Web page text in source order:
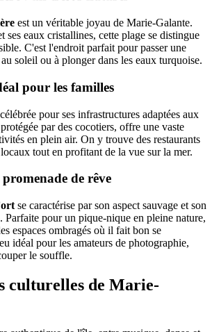
est un véritable joyau de Marie-Galante.
ses eaux cristallines, cette plage se distingue
C'est l'endroit parfait pour passer une
soleil ou à plonger dans les eaux turquoise.
pour les familles
pour ses infrastructures adaptées aux
par des cocotiers, offre une vaste
en plein air. On y trouve des restaurants
tout en profitant de la vue sur la mer.
de rêve
se caractérise par son aspect sauvage et son
Parfaite pour un pique-nique en pleine nature,
espaces ombragés où il fait bon se
idéal pour les amateurs de photographie,
le souffle.
culturelles de Marie-